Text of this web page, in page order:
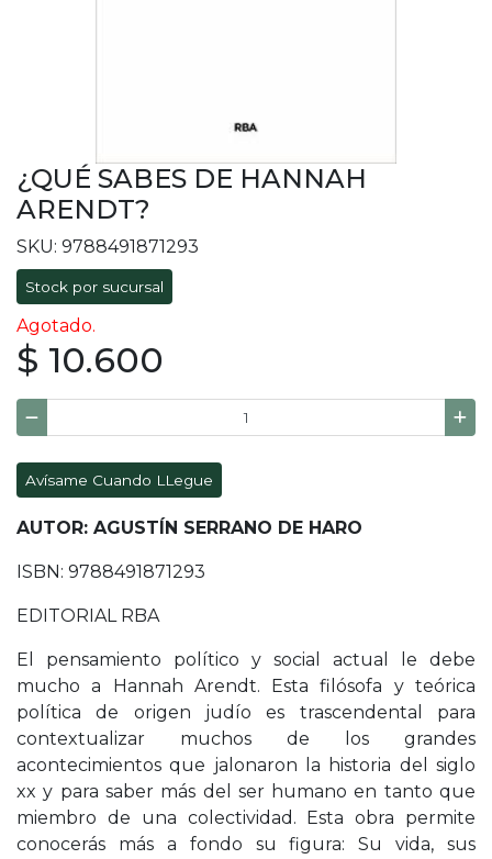
¿QUÉ SABES DE HANNAH
ARENDT?
SKU: 9788491871293
Stock por sucursal
Agotado.
$ 10.600
Avísame Cuando LLegue
AUTOR: AGUSTÍN SERRANO DE HARO
ISBN: 9788491871293
EDITORIAL RBA
El pensamiento político y social actual le debe
mucho a Hannah Arendt. Esta filósofa y teórica
política de origen judío es trascendental para
contextualizar muchos de los grandes
acontecimientos que jalonaron la historia del siglo
xx y para saber más del ser humano en tanto que
miembro de una colectividad. Esta obra permite
conocerás más a fondo su figura: Su vida, sus